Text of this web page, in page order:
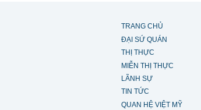
TRANG CHỦ
ĐẠI SỨ QUÁN
THỊ THỰC
MIỄN THỊ THỰC
LÃNH SỰ
TIN TỨC
QUAN HỆ VIỆT MỸ